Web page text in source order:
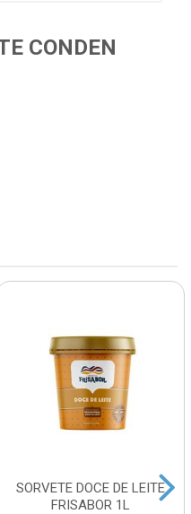
CONDEN
SORVETE DOCE DE LEITE
FRISABOR 1L